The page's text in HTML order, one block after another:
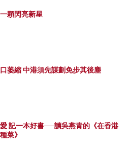
顆閃亮新星
萎縮 中港須先謀劃免步其後塵
記一本好書──讀吳燕青的《在香港
菜》